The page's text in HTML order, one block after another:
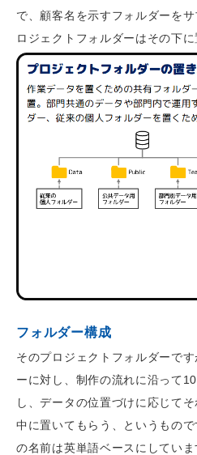
で、顧客名を示すフォルダーを
ロジェクトフォルダーはその下に
フォルダー構成
そのプロジェクトフォルダーで
ーに対し、制作の流れに沿って
し、データの位置づけに応じて
中に置いてもらう、というもの
の名前は英単語ベースにしてい